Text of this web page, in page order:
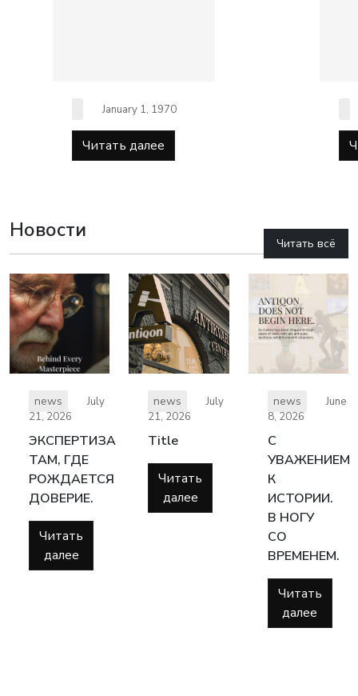
January 1, 1970
Читать далее
Новости
Читать всё
news
July
21, 2026
ЭКСПЕРТИЗА
ТАМ, ГДЕ
РОЖДАЕТСЯ
ДОВЕРИЕ.
Читать
далее
news
July
21, 2026
Title
Читать
далее
news
June
8, 2026
С
УВАЖЕНИЕМ
К
ИСТОРИИ.
В НОГУ
СО
ВРЕМЕНЕМ.
Читать
далее